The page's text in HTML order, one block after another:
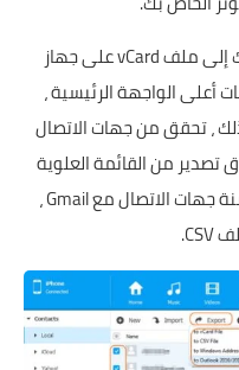
2. انقل قائمة جهات الاتصال الخاصة بك إلى ملف vCard على جهاز
أعلى الواجهة الرئيسية ،
، تحقق من جهات الاتصال
تصدير من القائمة العلوية
وحدد نوع الملف الذي تريد نقله. لمزامنة جهات الاتصال مع Gmail ،